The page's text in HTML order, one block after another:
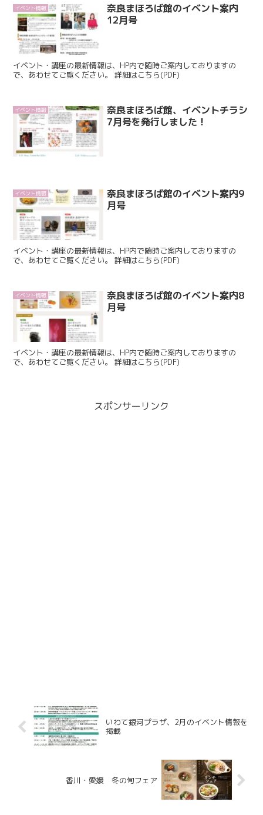
イベント情報
奈良まほろば館のイベント案内
12月号
イベント・講座の最新情報は、HP内で随時ご案内しておりますの
で、あわせてご覧ください。 詳細はこちら(PDF)
イベント情報
奈良まほろば館、イベントチラシ
7月号を発行しました！
イベント情報
奈良まほろば館のイベント案内9
月号
イベント・講座の最新情報は、HP内で随時ご案内しておりますの
で、あわせてご覧ください。 詳細はこちら(PDF)
イベント情報
奈良まほろば館のイベント案内8
月号
イベント・講座の最新情報は、HP内で随時ご案内しておりますの
で、あわせてご覧ください。 詳細はこちら(PDF)
スポンサーリンク
いわて銀河プラザ、2月のイベント情報を
掲載
香川・愛媛 冬の旬フェア